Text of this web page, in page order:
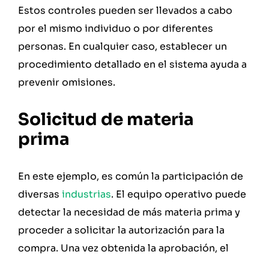
Estos controles pueden ser llevados a cabo
por el mismo individuo o por diferentes
personas. En cualquier caso, establecer un
procedimiento detallado en el sistema ayuda a
prevenir omisiones.
Solicitud de materia
prima
En este ejemplo, es común la participación de
diversas industrias. El equipo operativo puede
detectar la necesidad de más materia prima y
proceder a solicitar la autorización para la
compra. Una vez obtenida la aprobación, el